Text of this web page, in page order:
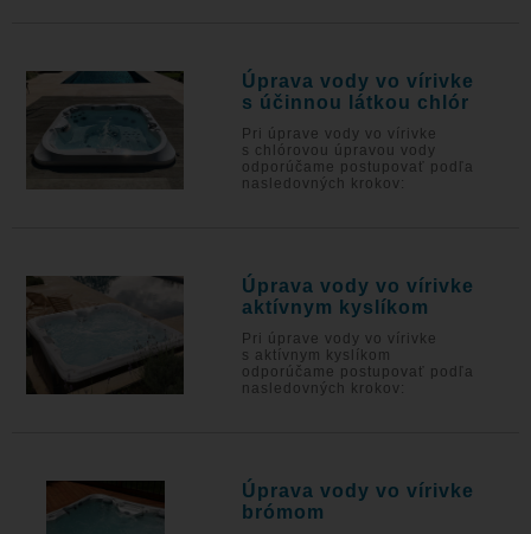
Úprava vody vo vírivke
s účinnou látkou chlór
Pri úprave vody vo vírivke
s chlórovou úpravou vody
odporúčame postupovať podľa
nasledovných krokov:
Úprava vody vo vírivke
aktívnym kyslíkom
Pri úprave vody vo vírivke
s aktívnym kyslíkom
odporúčame postupovať podľa
nasledovných krokov:
Úprava vody vo vírivke
brómom